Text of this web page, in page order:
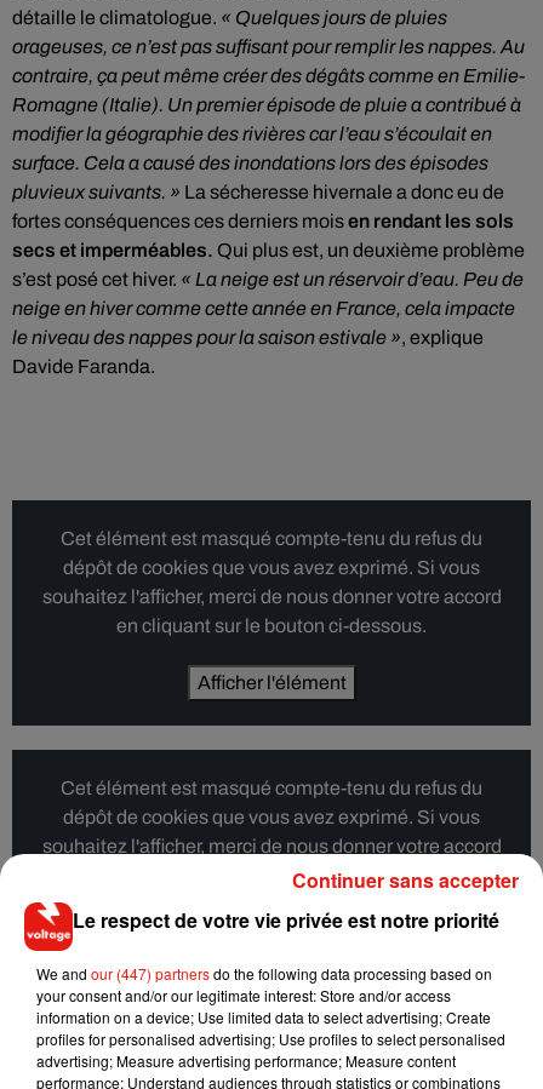
détaille le climatologue. « Quelques jours de pluies
orageuses, ce n’est pas suffisant pour remplir les nappes. Au
contraire, ça peut même créer des dégâts comme en Emilie-
Romagne (Italie). Un premier épisode de pluie a contribué à
modifier la géographie des rivières car l’eau s’écoulait en
surface. Cela a causé des inondations lors des épisodes
pluvieux suivants. » La sécheresse hivernale a donc eu de
fortes conséquences ces derniers moisen rendant les sols
secs et imperméables. Qui plus est, un deuxième problème
s’est posé cet hiver. « La neige est un réservoir d’eau. Peu de
neige en hiver comme cette année en France, cela impacte
le niveau des nappes pour la saison estivale », explique
Davide Faranda.
Cet élément est masqué compte-tenu du refus du
dépôt de cookies que vous avez exprimé. Si vous
souhaitez l'afficher, merci de nous donner votre accord
en cliquant sur le bouton ci-dessous.
Afficher l'élément
Cet élément est masqué compte-tenu du refus du
dépôt de cookies que vous avez exprimé. Si vous
souhaitez l'afficher, merci de nous donner votre accord
en cliquant sur le bouton ci-dessous.
Afficher l'élément
Le respect de votre vie privée est notre priorité
We and our (447) partnersdo the following data processing based on
your consent and/or our legitimate interest: Store and/or access
information on a device; Use limited data to select advertising; Create
profiles for personalised advertising; Use profiles to select personalised
advertising; Measure advertising performance; Measure content
performance; Understand audiences through statistics or combinations
Continuer sans accepter